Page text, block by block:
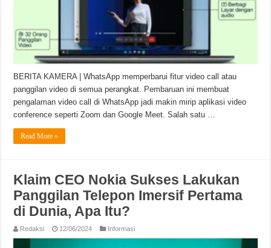
BERITA KAMERA | WhatsApp memperbarui fitur video call atau
panggilan video di semua perangkat. Pembaruan ini membuat
pengalaman video call di WhatsApp jadi makin mirip aplikasi video
conference seperti Zoom dan Google Meet. Salah satu …
Read More »
Klaim CEO Nokia Sukses Lakukan
Panggilan Telepon Imersif Pertama
di Dunia, Apa Itu?
Redaksi 12/06/2024 Informasi